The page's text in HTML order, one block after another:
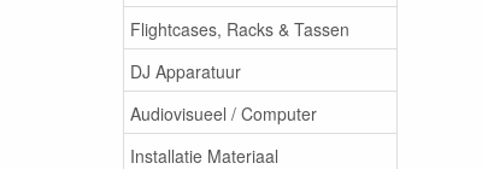
Flightcases, Racks & Tassen
DJ Apparatuur
Audiovisueel / Computer
Installatie Materiaal